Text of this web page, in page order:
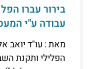
בירור עברו
עבודה ע"י
מאת : עו"ד יואב